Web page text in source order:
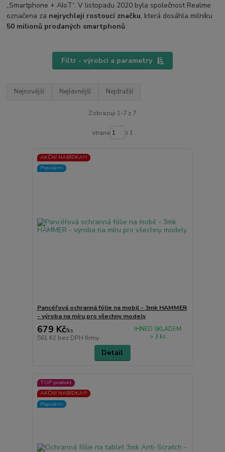
„Smartphone + AIoT“. V listopadu 2020 byla společnost Realme
označena za nejrychleji rostoucí značku, která dosáhla milníku
50 milionů prodaných smartphonů.
Filtr - výrobci a parametry
Nejnovější Nejlevnější Nejdražší
Zobrazuji 1-7 z 7
strana z 1
AKČNÍ NABÍDKA!!!
Populární
Pancéřová ochranná fólie na mobil - 3mk HAMMER
- výroba na míru pro všechny modely
679 Kč/ks
561 Kč bez DPH firmy
IHNED SKLADEM
> 3 ks
Detail
TOP produkt
AKČNÍ NABÍDKA!!!
Populární